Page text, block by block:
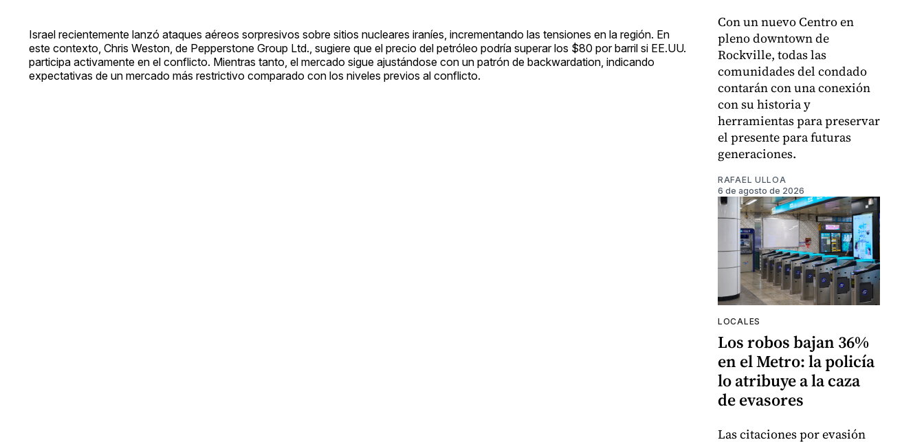
Israel recientemente lanzó ataques aéreos sorpresivos sobre sitios nucleares iraníes, incrementando las tensiones en la región. En
este contexto, Chris Weston, de Pepperstone Group Ltd., sugiere que el precio del petróleo podría superar los $80 por barril si EE.UU.
participa activamente en el conflicto. Mientras tanto, el mercado sigue ajustándose con un patrón de backwardation, indicando
expectativas de un mercado más restrictivo comparado con los niveles previos al conflicto.
Con un nuevo Centro en
pleno downtown de
Rockville, todas las
comunidades del condado
contarán con una conexión
con su historia y
herramientas para preservar
el presente para futuras
generaciones.
RAFAEL ULLOA
6 de agosto de 2026
LOCALES
Los robos bajan 36%
en el Metro: la policía
lo atribuye a la caza
de evasores
Las citaciones por evasión